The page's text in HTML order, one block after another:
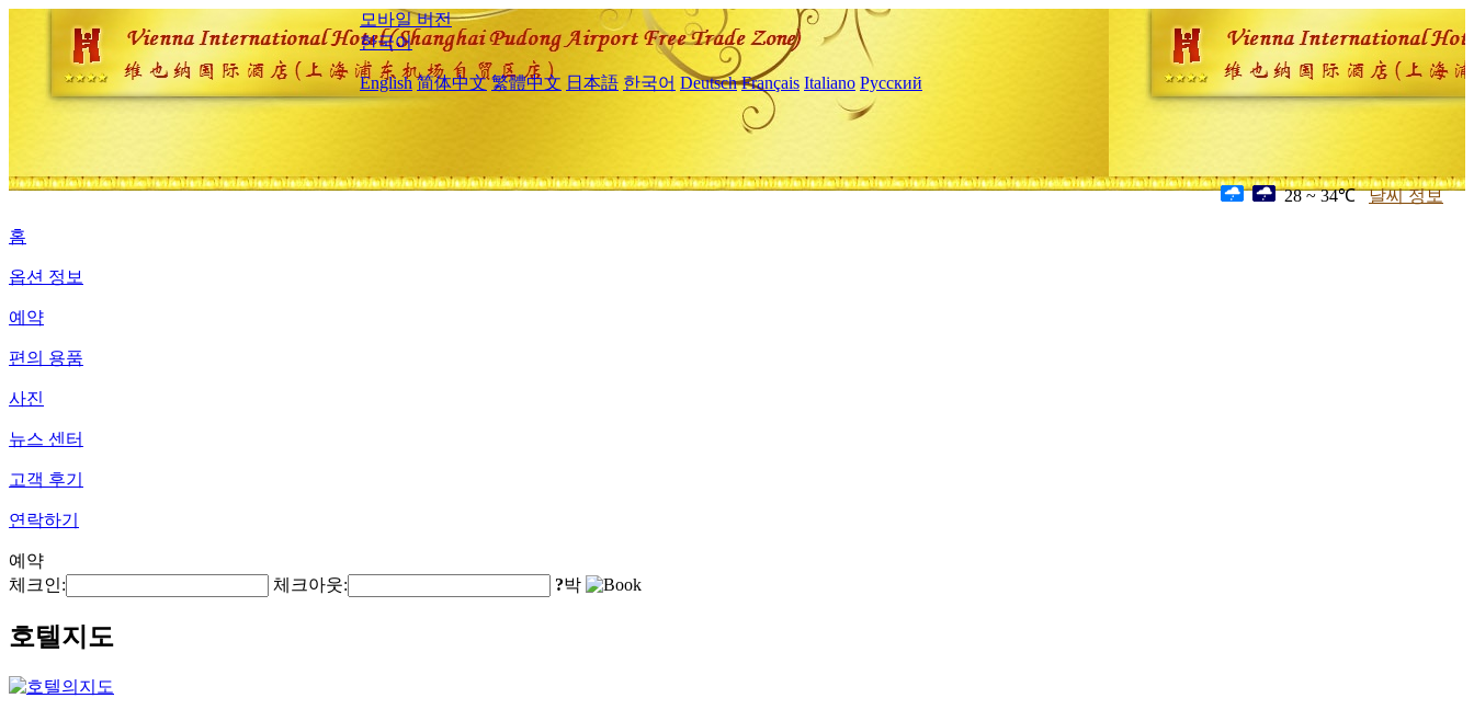
모바일 버전
한국어
English 简体中文 繁體中文 日本語 한국어 Deutsch Français Italiano Русский
28 ~ 34℃ 날씨 정보
홈
옵션 정보
예약
편의 용품
사진
뉴스 센터
고객 후기
연락하기
예약
체크인:
체크아웃: ?박
호텔지도